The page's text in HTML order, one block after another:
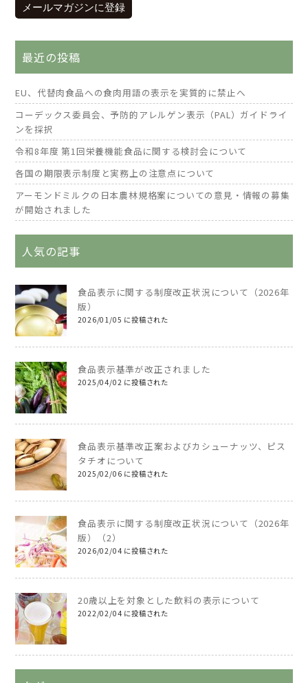
メールマガジンに登録
最近の投稿
EU、代替肉食品への食肉用語の表示を実質的に禁止へ
コーデックス委員会、予防的アレルゲン表示（PAL）ガイドライ
ンを採択
令和8年度 第1回栄養機能食品に関する検討会について
各国の期限表示制度と実務上の注意点について
アーモンドミルクの日本農林規格案についての意見・情報の募集
が開始されました
人気の記事
食品表示に関する制度改正状況について（2026年
版）
2026/01/05 に投稿された
食品表示基準が改正されました
2025/04/02 に投稿された
食品表示基準改正案およびカシューナッツ、ピス
タチオについて
2025/02/06 に投稿された
食品表示に関する制度改正状況について（2026年
版）（2）
2026/02/04 に投稿された
20歳以上を対象とした飲料の表示について
2022/02/04 に投稿された